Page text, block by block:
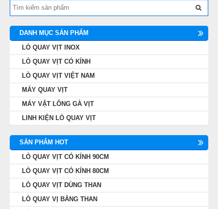
DANH MỤC SẢN PHẨM
LÒ QUAY VỊT INOX
LÒ QUAY VỊT CÓ KÍNH
LÒ QUAY VỊT VIỆT NAM
MÁY QUAY VỊT
MÁY VẶT LÔNG GÀ VỊT
LINH KIỆN LÒ QUAY VỊT
SẢN PHẨM HOT
LÒ QUAY VỊT CÓ KÍNH 90CM
LÒ QUAY VỊT CÓ KÍNH 80CM
LÒ QUAY VỊT DÙNG THAN
LÒ QUAY VỊ BẰNG THAN